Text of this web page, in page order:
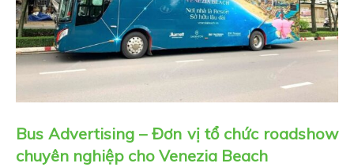
Bus Advertising – Đơn vị tổ chức roadshow
chuyên nghiệp cho Venezia Beach